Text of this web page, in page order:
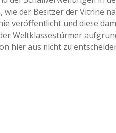
wie der Besitzer der Vitrine
veröffentlicht und diese
Weltklassestürmer
hier aus nicht zu